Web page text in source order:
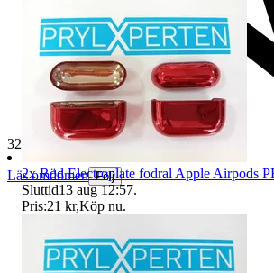
32 507 omdömen
Läs omdömen Följ
2x Röd Electroplate fodral Apple Airpods
Sluttid13 aug 12:57.
Pris:21 kr,Köp nu.